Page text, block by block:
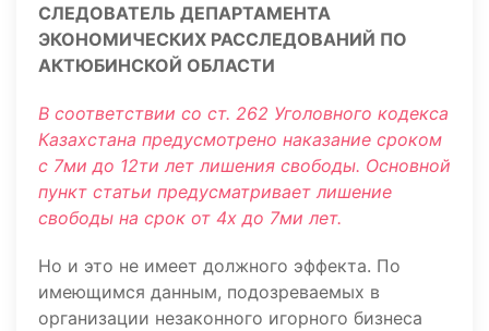
СЛЕДОВАТЕЛЬ ДЕПАРТАМЕНТА
ЭКОНОМИЧЕСКИХ РАССЛЕДОВАНИЙ ПО
АКТЮБИНСКОЙ ОБЛАСТИ
В соответствии со ст. 262 Уголовного кодекса
Казахстана предусмотрено наказание сроком
с 7ми до 12ти лет лишения свободы. Основной
пункт статьи предусматривает лишение
свободы на срок от 4х до 7ми лет.
Но и это не имеет должного эффекта. По
имеющимся данным, подозреваемых в
организации незаконного игорного бизнеса